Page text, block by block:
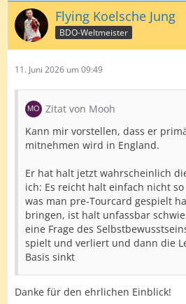
Flying Koelsche Jung
BDO-Weltmeister
11. Juni 2026 um 09:49
Zitat von Mooh
Kann mir vorstellen, dass er
mitnehmen wird in England.
Er hat halt jetzt wahrscheinlich
ich: Es reicht halt einfach nicht
was man pre-Tourcard gespielt
bringen, ist halt unfassbar
eine Frage des
spielt und verliert und dann die
Basis sinkt
Danke für den ehrlichen Einblick!